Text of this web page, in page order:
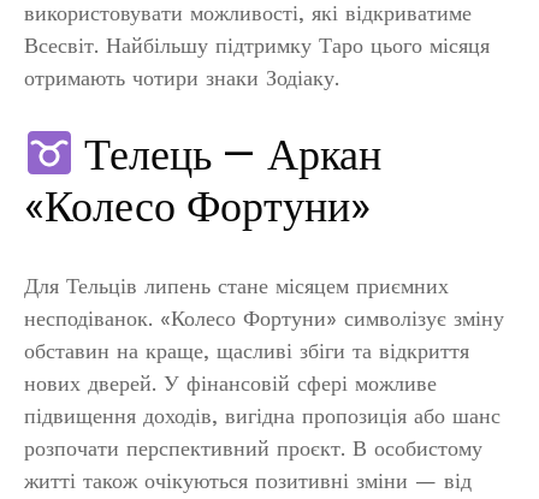
використовувати можливості, які відкриватиме
Всесвіт. Найбільшу підтримку Таро цього місяця
отримають чотири знаки Зодіаку.
Телець — Аркан
«Колесо Фортуни»
Для Тельців липень стане місяцем приємних
несподіванок. «Колесо Фортуни» символізує зміну
обставин на краще, щасливі збіги та відкриття
нових дверей. У фінансовій сфері можливе
підвищення доходів, вигідна пропозиція або шанс
розпочати перспективний проєкт. В особистому
житті також очікуються позитивні зміни — від